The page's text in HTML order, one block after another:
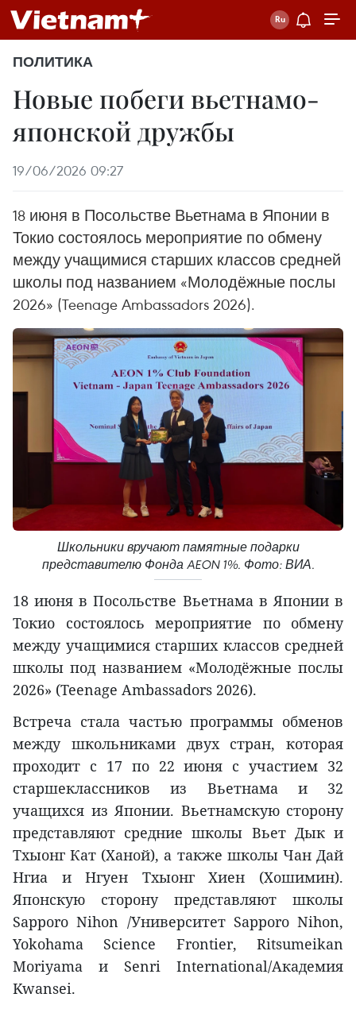
ПОЛИТИКА
Новые побеги вьетнамо-
японской дружбы
19/06/2026 09:27
18 июня в Посольстве Вьетнама в Японии в
Токио состоялось мероприятие по обмену
между учащимися старших классов средней
школы под названием «Молодёжные послы
2026» (Teenage Ambassadors 2026).
Школьники вручают памятные подарки
представителю Фонда AEON 1%. Фото: ВИА.
18 июня в Посольстве Вьетнама в Японии в
Токио состоялось мероприятие по обмену
между учащимися старших классов средней
школы под названием «Молодёжные послы
2026» (Teenage Ambassadors 2026).
Встреча стала частью программы обменов
между школьниками двух стран, которая
проходит с 17 по 22 июня с участием 32
старшеклассников из Вьетнама и 32
учащихся из Японии. Вьетнамскую сторону
представляют средние школы Вьет Дык и
Тхыонг Кат (Ханой), а также школы Чан Дай
Нгиа и Нгуен Тхыонг Хиен (Хошимин).
Японскую сторону представляют школы
Sapporo Nihon /Университет Sapporo Nihon,
Yokohama Science Frontier, Ritsumeikan
Moriyama и Senri International/Академия
Kwansei.